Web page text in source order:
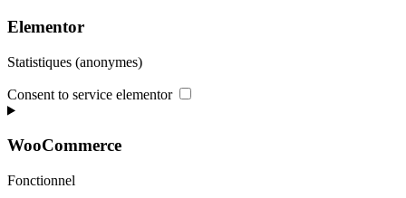
Elementor
Statistiques (anonymes)
Consent to service elementor
WooCommerce
Fonctionnel